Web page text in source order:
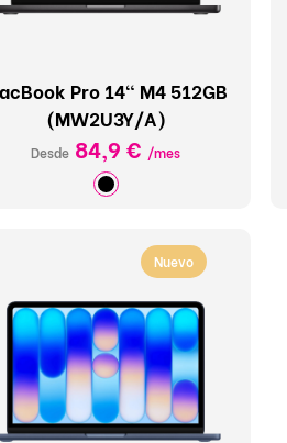
Pro 14" M4 512GB
(MW2U3Y/A)
Desde 84,9 € /mes
Nuevo